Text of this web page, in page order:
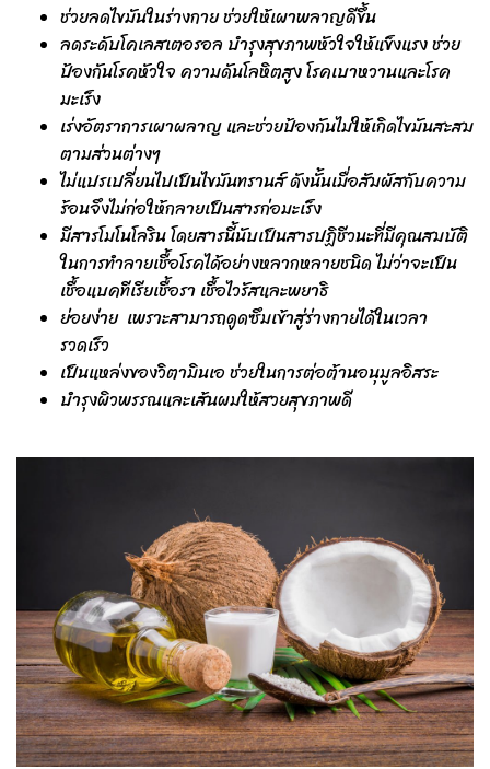
ช่วยลดไขมันในร่างกาย ช่วยให้เผาพลาญดีขึ้น
ลดระดับโคเลสเตอรอล บำรุงสุขภาพหัวใจให้แข็งแรง ช่วย
ป้องกันโรคหัวใจ ความดันโลหิตสูง โรคเบาหวานและโรค
มะเร็ง
เร่งอัตราการเผาผลาญ และช่วยป้องกันไม่ให้เกิดไขมันสะสม
ตามส่วนต่างๆ
ไม่แปรเปลี่ยนไปเป็นไขมันทรานส์ ดังนั้นเมื่อสัมผัสกับความ
ร้อนจึงไม่ก่อให้กลายเป็นสารก่อมะเร็ง
มีสารโมโนโลริน โดยสารนี้นับเป็นสารปฏิชีวนะที่มีคุณสมบัติ
ในการทำลายเชื้อโรคได้อย่างหลากหลายชนิด ไม่ว่าจะเป็น
เชื้อแบคทีเรียเชื้อรา เชื้อไวรัสและพยาธิ
ย่อยง่าย เพราะสามารถดูดซึมเข้าสู่ร่างกายได้ในเวลา
รวดเร็ว
เป็นแหล่งของวิตามินเอ ช่วยในการต่อต้านอนุมูลอิสระ
บำรุงผิวพรรณและเส้นผมให้สวยสุขภาพดี